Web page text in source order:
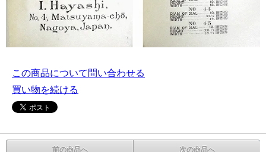
この商品について問い合わせる
買い物を続ける
前の商品へ 次の商品へ